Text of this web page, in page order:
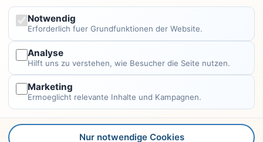
Finanzen
Rechtliches
Impressum
Notwendig
Erforderlich fuer Grundfunktionen der Website.
Analyse
Hilft uns zu verstehen, wie Besucher die Seite nutzen.
Marketing
Ermoeglicht relevante Inhalte und Kampagnen.
Nur notwendige Cookies